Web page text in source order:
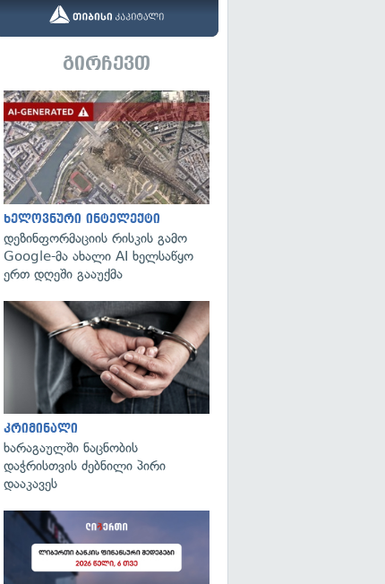
გადახედვა
გირჩევთ
ხელოვნური ინტელექტი
დეზინფორმაციის რისკის გამო
Google-მა ახალი AI ხელსაწყო
ერთ დღეში გააუქმა
კრიმინალი
ხარაგაულში ნაცნობის
დაჭრისთვის ძებნილი პირი
დააკავეს